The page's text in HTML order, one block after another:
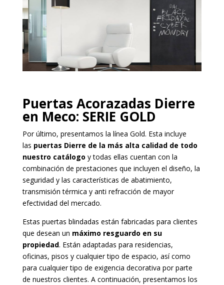
Puertas Acorazadas Dierre
en Meco: SERIE GOLD
Por último, presentamos la línea Gold. Esta incluye
las puertas Dierre de la más alta calidad de todo
nuestro catálogo y todas ellas cuentan con la
combinación de prestaciones que incluyen el diseño, la
seguridad y las características de abatimiento,
transmisión térmica y anti refracción de mayor
efectividad del mercado.
Estas puertas blindadas están fabricadas para clientes
que desean un máximo resguardo en su
propiedad. Están adaptadas para residencias,
oficinas, pisos y cualquier tipo de espacio, así como
para cualquier tipo de exigencia decorativa por parte
de nuestros clientes. A continuación, presentamos los